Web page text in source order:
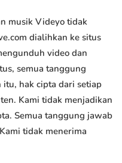
musik Videyo tidak
dialihkan ke situs
video dan
semua tanggung
hak cipta dari setiap
Kami tidak menjadikan
Semua tanggung jawab
tidak menerima